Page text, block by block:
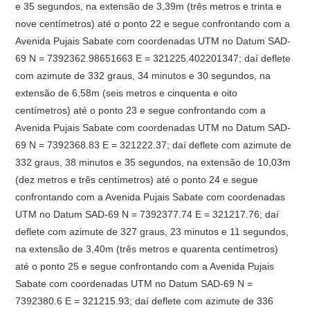
e 35 segundos, na extensão de 3,39m (três metros e trinta e
nove centímetros) até o ponto 22 e segue confrontando com a
Avenida Pujais Sabate com coordenadas UTM no Datum SAD-
69 N = 7392362.98651663 E = 321225.402201347; daí deflete
com azimute de 332 graus, 34 minutos e 30 segundos, na
extensão de 6,58m (seis metros e cinquenta e oito
centímetros) até o ponto 23 e segue confrontando com a
Avenida Pujais Sabate com coordenadas UTM no Datum SAD-
69 N = 7392368.83 E = 321222.37; daí deflete com azimute de
332 graus, 38 minutos e 35 segundos, na extensão de 10,03m
(dez metros e três centímetros) até o ponto 24 e segue
confrontando com a Avenida Pujais Sabate com coordenadas
UTM no Datum SAD-69 N = 7392377.74 E = 321217.76; daí
deflete com azimute de 327 graus, 23 minutos e 11 segundos,
na extensão de 3,40m (três metros e quarenta centímetros)
até o ponto 25 e segue confrontando com a Avenida Pujais
Sabate com coordenadas UTM no Datum SAD-69 N =
7392380.6 E = 321215.93; daí deflete com azimute de 336